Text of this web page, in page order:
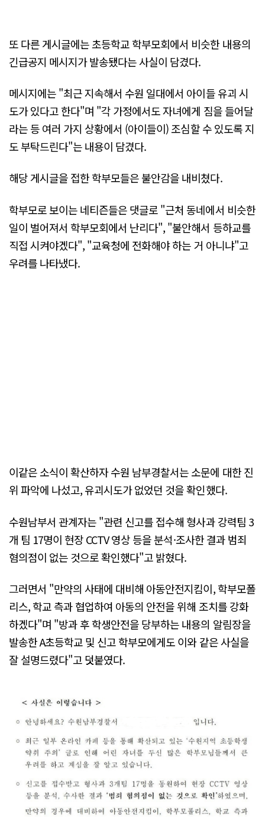
또 다른 게시글에는 초등학교 학부모회에서 비슷한 내용의
긴급공지 메시지가 발송됐다는 사실이 담겼다.
메시지에는 "최근 지속해서 수원 일대에서 아이들 유괴 시
도가 있다고 한다"며 "각 가정에서도 자녀에게 짐을 들어달
라는 등 여러 가지 상황에서 (아이들이) 조심할 수 있도록 지
도 부탁드린다"는 내용이 담겼다.
해당 게시글을 접한 학부모들은 불안감을 내비쳤다.
학부모로 보이는 네티즌들은 댓글로 "근처 동네에서 비슷한
일이 벌어져서 학부모회에서 난리다", "불안해서 등하교를
직접 시켜야겠다", "교육청에 전화해야 하는 거 아니냐"고
우려를 나타냈다.
이같은 소식이 확산하자 수원 남부경찰서는 소문에 대한 진
위 파악에 나섰고, 유괴시도가 없었던 것을 확인했다.
수원남부서 관계자는 "관련 신고를 접수해 형사과 강력팀 3
개 팀 17명이 현장 CCTV 영상 등을 분석·조사한 결과 범죄
혐의점이 없는 것으로 확인했다"고 밝혔다.
그러면서 "만약의 사태에 대비해 아동안전지킴이, 학부모폴
리스, 학교 측과 협업하여 아동의 안전을 위해 조치를 강화
하겠다"며 "방과 후 학생안전을 당부하는 내용의 알림장을
발송한 A초등학교 및 신고 학부모에게도 이와 같은 사실을
잘 설명드렸다"고 덧붙였다.